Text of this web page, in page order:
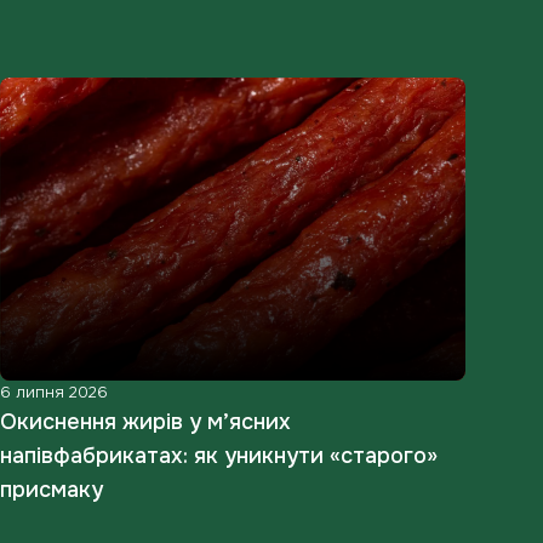
6 липня 2026
Окиснення жирів у м’ясних
напівфабрикатах: як уникнути «старого»
присмаку